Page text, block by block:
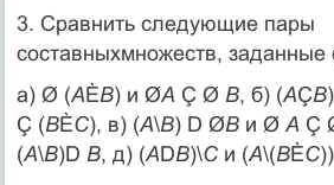
3. Сравнить следующие пары
составныхмножеств,
а) Ø (АÈВ) и ØА Ç ØB, б) (АÇВ
Ç (BÈC), в) (A\B) D ØB и ØА Ç
(А\B)D B, д) (ADB)\С и (А\(BÈC